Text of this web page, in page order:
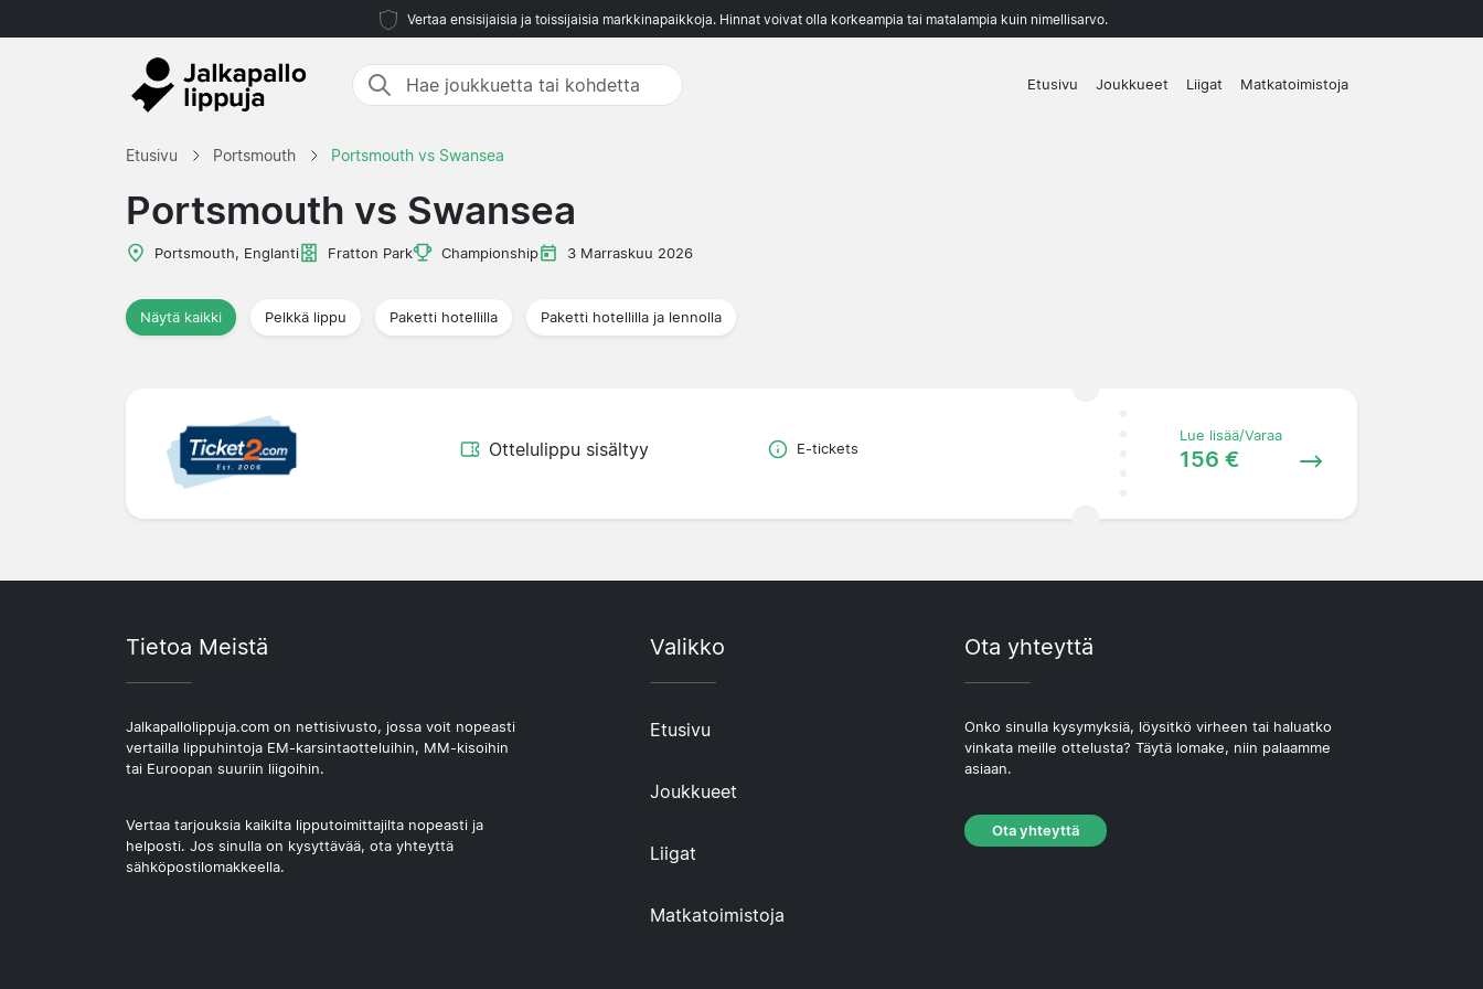
Vertaa ensisijaisia ja toissijaisia markkinapaikkoja. Hinnat voivat olla korkeampia tai matalampia kuin nimellisarvo.
Etusivu Joukkueet Liigat Matkatoimistoja
Etusivu Portsmouth Portsmouth vs Swansea
Portsmouth vs Swansea
Portsmouth, Englanti Fratton Park Championship 3 Marraskuu 2026
Näytä kaikki Pelkkä lippu Paketti hotellilla Paketti hotellilla ja lennolla
Ottelulippu sisältyy E-tickets
Lue lisää/Varaa
156 €
Tietoa Meistä
Jalkapallolippuja.com on nettisivusto, jossa voit nopeasti
vertailla lippuhintoja EM-karsintaotteluihin, MM-kisoihin
tai Euroopan suuriin liigoihin.
Vertaa tarjouksia kaikilta lipputoimittajilta nopeasti ja
helposti. Jos sinulla on kysyttävää, ota yhteyttä
sähköpostilomakkeella.
Valikko
Etusivu
Joukkueet
Liigat
Matkatoimistoja
Ota yhteyttä
Onko sinulla kysymyksiä, löysitkö virheen tai haluatko
vinkata meille ottelusta? Täytä lomake, niin palaamme
asiaan.
Ota yhteyttä